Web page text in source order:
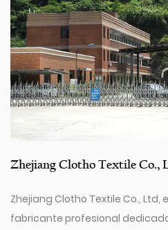
Zhejiang Clotho Textile Co.,
Zhejiang Clotho Textile Co., Ltd,
fabricante profesional